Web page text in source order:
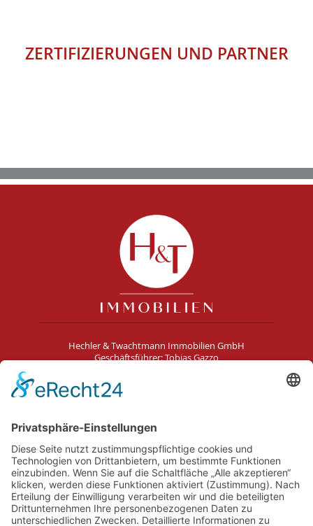
ZERTIFIZIERUNGEN UND PARTNER
Hechler & Twachtmann Immobilien GmbH
Geschäftsführer: Tobias Gazzo
Kontakt
Impressum
AGB
Datenschutz